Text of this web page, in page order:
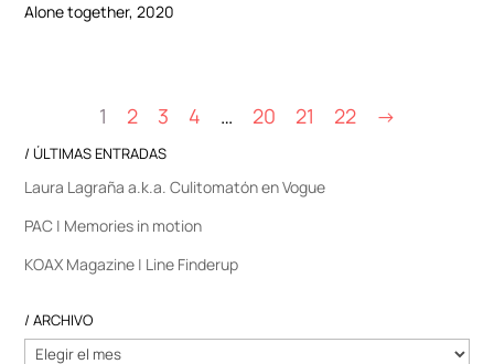
Alone together, 2020
1 2 3 4 … 20 21 22 →
/ ÚLTIMAS ENTRADAS
Laura Lagraña a.k.a. Culitomatón en Vogue
PAC | Memories in motion
KOAX Magazine | Line Finderup
/ ARCHIVO